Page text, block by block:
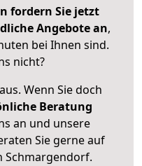
fordern Sie jetzt
Angebote an,
bei Ihnen sind.
nicht?
Wenn Sie doch
Beratung
an und unsere
Sie gerne auf
Schmargendorf.